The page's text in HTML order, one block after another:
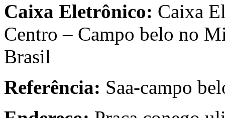
Caixa Eletrônico: Caixa
Centro – Campo belo no
Brasil
Referência: Saa-campo